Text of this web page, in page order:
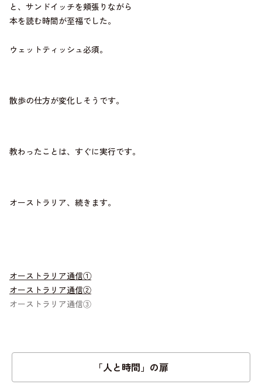
と、サンドイッチを頬張りながら
本を読む時間が至福でした。
ウェットティッシュ必須。
散歩の仕方が変化しそうです。
教わったことは、すぐに実行です。
オーストラリア、続きます。
オーストラリア通信①
オーストラリア通信②
オーストラリア通信③
「人と時間」の扉